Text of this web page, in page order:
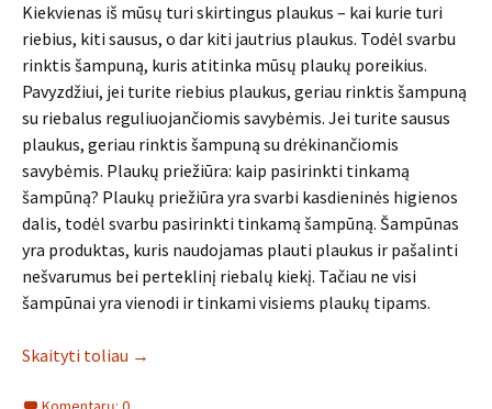
Kiekvienas iš mūsų turi skirtingus plaukus – kai kurie turi
riebius, kiti sausus, o dar kiti jautrius plaukus. Todėl svarbu
rinktis šampuną, kuris atitinka mūsų plaukų poreikius.
Pavyzdžiui, jei turite riebius plaukus, geriau rinktis šampuną
su riebalus reguliuojančiomis savybėmis. Jei turite sausus
plaukus, geriau rinktis šampuną su drėkinančiomis
savybėmis. Plaukų priežiūra: kaip pasirinkti tinkamą
šampūną? Plaukų priežiūra yra svarbi kasdieninės higienos
dalis, todėl svarbu pasirinkti tinkamą šampūną. Šampūnas
yra produktas, kuris naudojamas plauti plaukus ir pašalinti
nešvarumus bei perteklinį riebalų kiekį. Tačiau ne visi
šampūnai yra vienodi ir tinkami visiems plaukų tipams.
Skaityti toliau →